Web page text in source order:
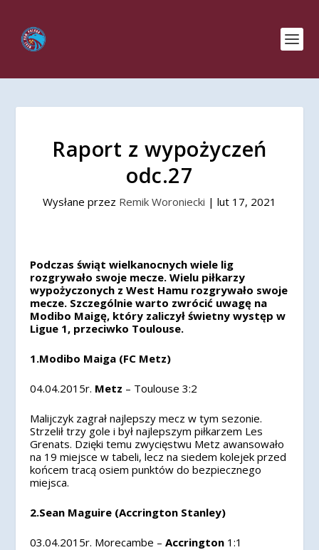
Raport z wypożyczeń
odc.27
Wysłane przez Remik Woroniecki | lut 17, 2021
Podczas świąt wielkanocnych wiele lig
rozgrywało swoje mecze. Wielu piłkarzy
wypożyczonych z West Hamu rozgrywało swoje
mecze. Szczególnie warto zwrócić uwagę na
Modibo Maigę, który zaliczył świetny występ w
Ligue 1, przeciwko Toulouse.
1.Modibo Maiga (FC Metz)
04.04.2015r. Metz – Toulouse 3:2
Malijczyk zagrał najlepszy mecz w tym sezonie.
Strzelił trzy gole i był najlepszym piłkarzem Les
Grenats. Dzięki temu zwycięstwu Metz awansowało
na 19 miejsce w tabeli, lecz na siedem kolejek przed
końcem tracą osiem punktów do bezpiecznego
miejsca.
2.Sean Maguire (Accrington Stanley)
03.04.2015r. Morecambe –Accrington 1:1